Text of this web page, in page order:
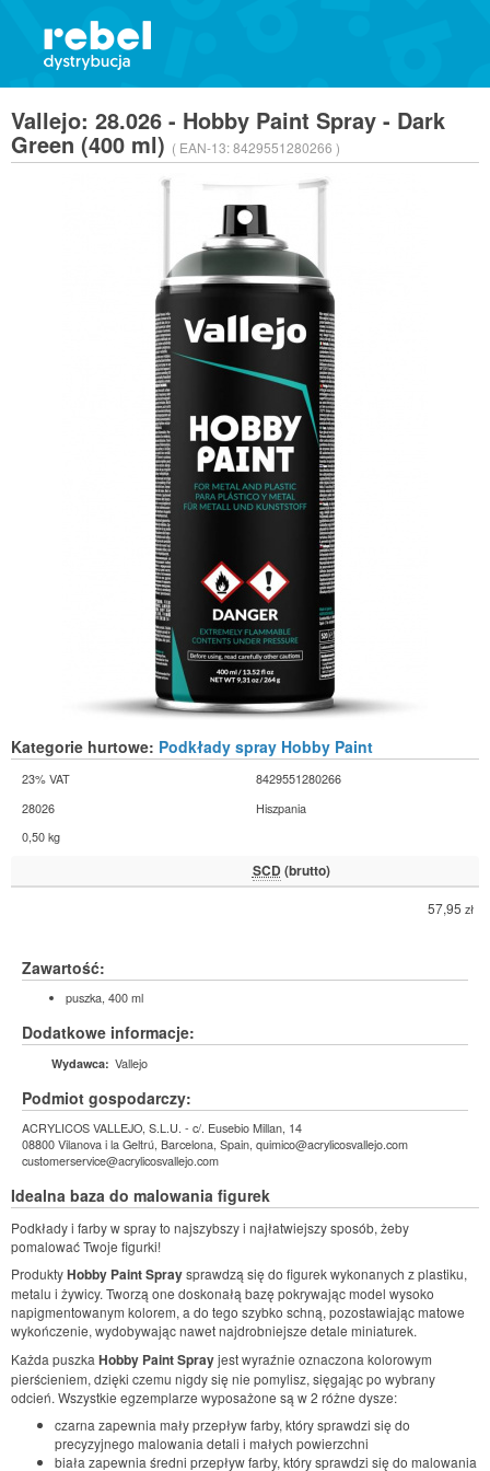
Vallejo: 28.026 - Hobby Paint Spray - Dark
Green (400 ml) ( EAN-13:8429551280266 )
Kategorie hurtowe: Podkłady spray Hobby Paint
23% VAT
8429551280266
28026
Hiszpania
0,50 kg
SCD (brutto)
57,95 zł
Zawartość:
puszka, 400 ml
Dodatkowe informacje:
Wydawca: Vallejo
Podmiot gospodarczy:
ACRYLICOS VALLEJO, S.L.U. - c/. Eusebio Millan, 14
08800 Vilanova i la Geltrú, Barcelona, Spain, quimico@acrylicosvallejo.com
customerservice@acrylicosvallejo.com
Idealna baza do malowania figurek
Podkłady i farby w spray to najszybszy i najłatwiejszy sposób, żeby
pomalować Twoje figurki!
ProduktyHobby Paint Spraysprawdzą się do figurek wykonanych z plastiku,
metalu i żywicy. Tworzą one doskonałą bazę pokrywając model wysoko
napigmentowanym kolorem, a do tego szybko schną, pozostawiając matowe
wykończenie, wydobywając nawet najdrobniejsze detale miniaturek.
Każda puszka Hobby Paint Sprayjest wyraźnie oznaczona kolorowym
pierścieniem, dzięki czemu nigdy się nie pomylisz, sięgając po wybrany
odcień. Wszystkie egzemplarze wyposażone są w 2 różne dysze:
czarna zapewnia mały przepływ farby, który sprawdzi się do
precyzyjnego malowania detali i małych powierzchni
biała zapewnia średni przepływ farby, który sprawdzi się do malowania